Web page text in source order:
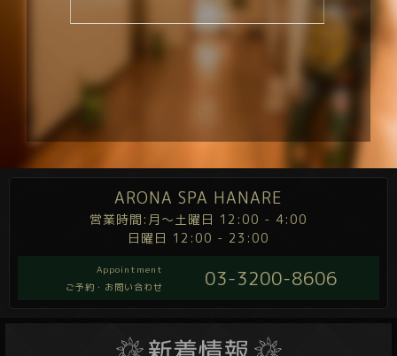
ARONA SPA HANARE
営業時間:月～土曜日 12:00 - 4:00
日曜日 12:00 - 23:00
Appointment
ご予約・お問い合わせ
03-3200-8606